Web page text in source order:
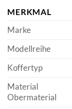
MERKMAL
Marke
Modellreihe
Koffertyp
Material
Obermaterial